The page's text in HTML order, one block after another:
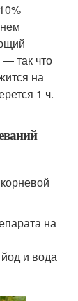
так что
на
1 ч.
на
и вода